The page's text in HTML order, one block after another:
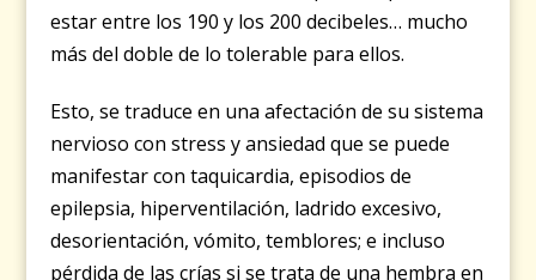
estar entre los 190 y los 200 decibeles… mucho
más del doble de lo tolerable para ellos.
Esto, se traduce en una afectación de su sistema
nervioso con stress y ansiedad que se puede
manifestar con taquicardia, episodios de
epilepsia, hiperventilación, ladrido excesivo,
desorientación, vómito, temblores; e incluso
pérdida de las crías si se trata de una hembra en